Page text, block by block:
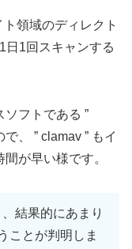
領域のディレクト
日1回スキャンする
フトである ”
、 ” clamav ” もイ
が早い様です。
結果的にあまり
ことが判明しま